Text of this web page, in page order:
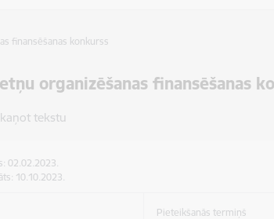
finansēšanas konkurss
organizēšanas finansēšanas
tekstu
02.02.2023.
10.10.2023.
Pieteikšanās termiņš